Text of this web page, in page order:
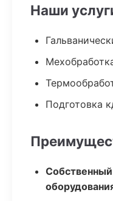
Наши
Подготовка